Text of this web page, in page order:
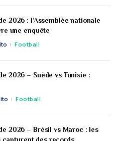
2026 : l’Assemblée nationale
une enquête
Football
2026 – Suède vs Tunisie :
Football
2026 – Brésil vs Maroc : les